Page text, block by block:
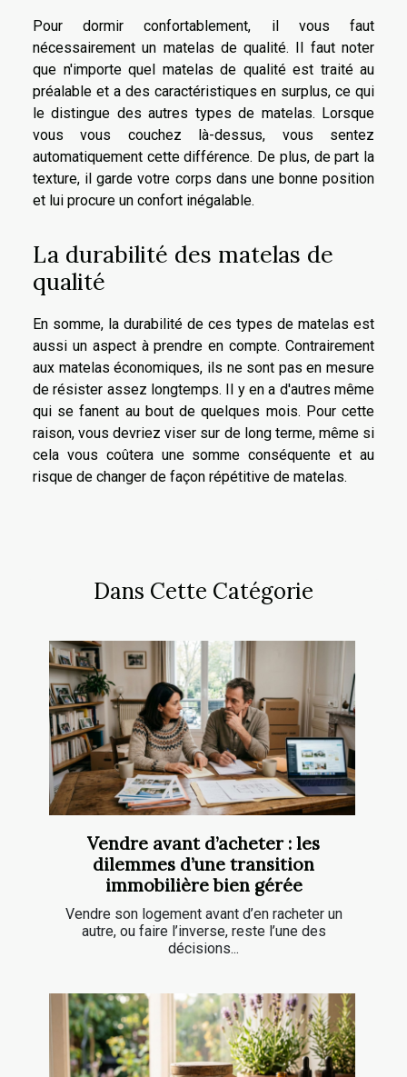
Pour dormir confortablement, il vous faut
nécessairement un matelas de qualité. Il faut noter
que n'importe quel matelas de qualité est traité au
préalable et a des caractéristiques en surplus, ce qui
le distingue des autres types de matelas. Lorsque
vous vous couchez là-dessus, vous sentez
automatiquement cette différence. De plus, de part la
texture, il garde votre corps dans une bonne position
et lui procure un confort inégalable.
La durabilité des matelas de
qualité
En somme, la durabilité de ces types de matelas est
aussi un aspect à prendre en compte. Contrairement
aux matelas économiques, ils ne sont pas en mesure
de résister assez longtemps. Il y en a d'autres même
qui se fanent au bout de quelques mois. Pour cette
raison, vous devriez viser sur de long terme, même si
cela vous coûtera une somme conséquente et au
risque de changer de façon répétitive de matelas.
Dans Cette Catégorie
Vendre avant d’acheter : les
dilemmes d’une transition
immobilière bien gérée
Vendre son logement avant d’en racheter un
autre, ou faire l’inverse, reste l’une des
décisions...